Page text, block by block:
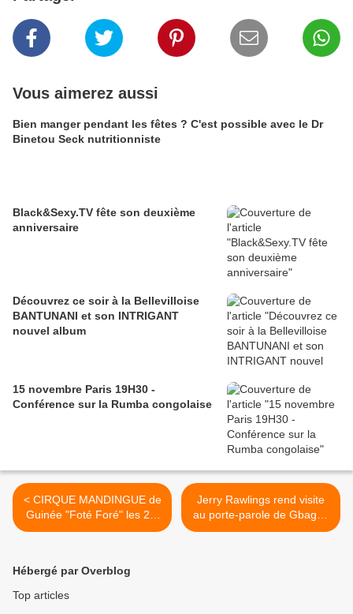
Vous aimerez aussi
Bien manger pendant les fêtes ? C'est possible avec le Dr
Binetou Seck nutritionniste
Black&Sexy.TV fête son deuxième
anniversaire
Découvrez ce soir à la Bellevilloise
BANTUNANI et son INTRIGANT
nouvel album
15 novembre Paris 19H30 -
Conférence sur la Rumba congolaise
< CIRQUE MANDINGUE de
Guinée "Foté Foré" les 21,
22 & 23 décembre!!!
Jerry Rawlings rend visite
au porte-parole de Gbagbo
Koné Katinan - 23/10/2012
Hébergé par Overblog
Top articles